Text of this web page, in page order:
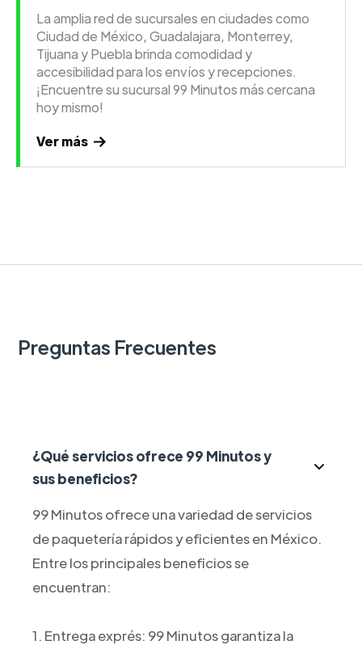
La amplia red de sucursales en ciudades como
Ciudad de México, Guadalajara, Monterrey,
Tijuana y Puebla brinda comodidad y
accesibilidad para los envíos y recepciones.
¡Encuentre su sucursal 99 Minutos más cercana
hoy mismo!
Ver más
Preguntas Frecuentes
¿Qué servicios ofrece 99 Minutos y
sus beneficios?
99 Minutos ofrece una variedad de servicios
de paquetería rápidos y eficientes en México.
Entre los principales beneficios se
encuentran:
1. Entrega exprés: 99 Minutos garantiza la